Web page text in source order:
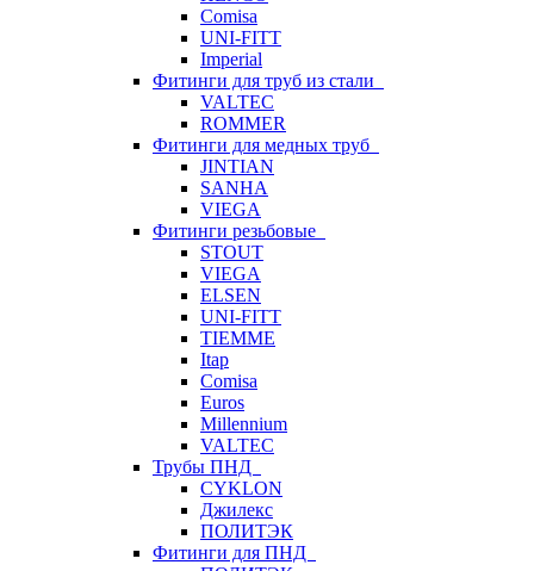
Comisa
UNI-FITT
Imperial
Фитинги для труб из стали
VALTEC
ROMMER
Фитинги для медных труб
JINTIAN
SANHA
VIEGA
Фитинги резьбовые
STOUT
VIEGA
ELSEN
UNI-FITT
TIEMME
Itap
Comisa
Euros
Millennium
VALTEC
Трубы ПНД
CYKLON
Джилекс
ПОЛИТЭК
Фитинги для ПНД